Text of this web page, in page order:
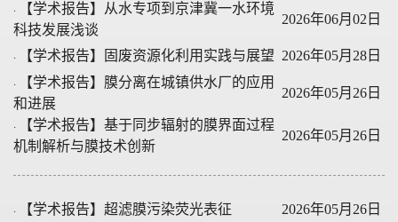
·
【学术报告】从水专项到京津冀一水环境
科技发展浅谈
2026年06月02日
· 【学术报告】固废资源化利用实践与展望 2026年05月28日
·
【学术报告】膜分离在城镇供水厂的应用
和进展
2026年05月26日
·
【学术报告】基于同步辐射的膜界面过程
机制解析与膜技术创新
2026年05月26日
· 【学术报告】超滤膜污染荧光表征
2026年05月26日